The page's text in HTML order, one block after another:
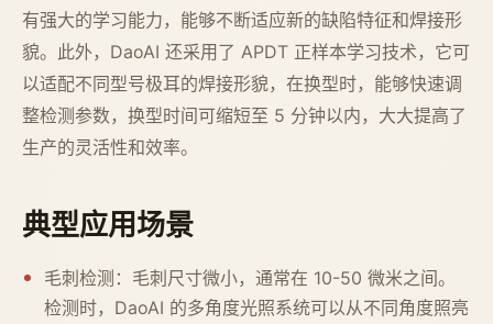
有强大的学习能力，能够不断适应新的缺陷特征和焊接形
貌。此外，DaoAI 还采用了 APDT 正样本学习技术，它可
以适配不同型号极耳的焊接形貌，在换型时，能够快速调
整检测参数，换型时间可缩短至 5 分钟以内，大大提高了
生产的灵活性和效率。
典型应用场景
毛刺检测：毛刺尺寸微小，通常在 10-50 微米之间。
检测时，DaoAI 的多角度光照系统可以从不同角度照亮